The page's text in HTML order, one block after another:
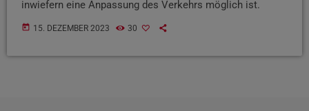
inwiefern eine Anpassung des Verkehrs möglich ist.
today 15. DEZEMBER 2023 30